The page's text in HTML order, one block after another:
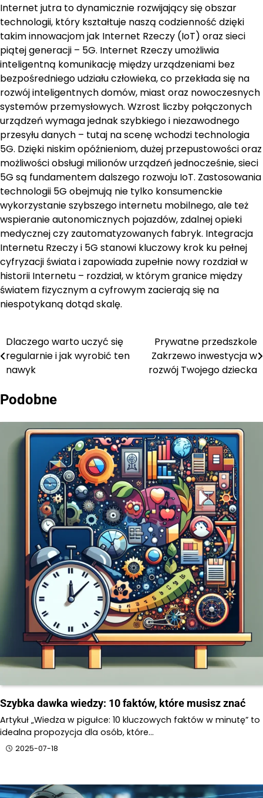
Internet jutra to dynamicznie rozwijający się obszar
technologii, który kształtuje naszą codzienność dzięki
takim innowacjom jak Internet Rzeczy (IoT) oraz sieci
piątej generacji – 5G. Internet Rzeczy umożliwia
inteligentną komunikację między urządzeniami bez
bezpośredniego udziału człowieka, co przekłada się na
rozwój inteligentnych domów, miast oraz nowoczesnych
systemów przemysłowych. Wzrost liczby połączonych
urządzeń wymaga jednak szybkiego i niezawodnego
przesyłu danych – tutaj na scenę wchodzi technologia
5G. Dzięki niskim opóźnieniom, dużej przepustowości oraz
możliwości obsługi milionów urządzeń jednocześnie, sieci
5G są fundamentem dalszego rozwoju IoT. Zastosowania
technologii 5G obejmują nie tylko konsumenckie
wykorzystanie szybszego internetu mobilnego, ale też
wspieranie autonomicznych pojazdów, zdalnej opieki
medycznej czy zautomatyzowanych fabryk. Integracja
Internetu Rzeczy i 5G stanowi kluczowy krok ku pełnej
cyfryzacji świata i zapowiada zupełnie nowy rozdział w
historii Internetu – rozdział, w którym granice między
światem fizycznym a cyfrowym zacierają się na
niespotykaną dotąd skalę.
Nawigacja
wpisu
Dlaczego warto uczyć się
regularnie i jak wyrobić ten
nawyk
Prywatne przedszkole
Zakrzewo inwestycja w
rozwój Twojego dziecka
Podobne
Szybka dawka wiedzy: 10 faktów, które musisz znać
Artykuł „Wiedza w pigułce: 10 kluczowych faktów w minutę” to
idealna propozycja dla osób, które…
2025-07-18